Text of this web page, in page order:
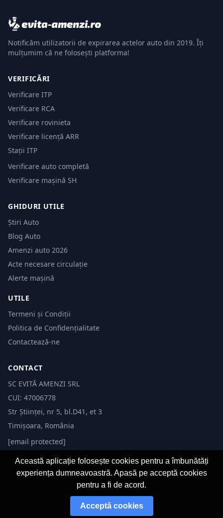
Notificăm utilizatorii de expirarea actelor auto din 2019. Îți
mulțumim că ne folosești platforma!
VERIFICĂRI
Verificare ITP
Verificare RCA
Verificare rovinieta
Verificare licență ARR
Stații ITP
Verificare auto completă
Verificare mașină SH
GHIDURI UTILE
Știri Auto
Blog Auto
Amenzi auto 2026
Acte necesare circulație
Alerte mașină
UTILE
Termeni și Condiții
Politica de Confidențialitate
Contactează-ne
CONTACT
SC EVITĂ AMENZI SRL
CUI: 47006778
Str Științei, nr 5, bl.D41, et 3
Timișoara, România
[email protected]
© 2026 Evită Amenzi. Toate drepturile rezervate. Dezvoltat de
Această aplicație folosește cookies pentru a îmbunătăți
experiența dumneavoastră. Apasă pe acceptă cookies
pentru a fi de acord.
Acceptă cookies